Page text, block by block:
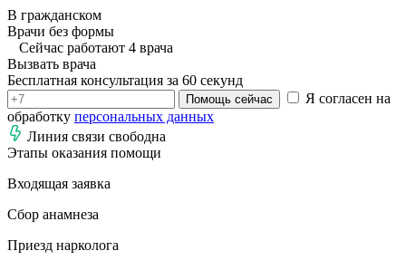
В гражданском
Врачи без формы
Сейчас работают 4 врача
Вызвать врача
Бесплатная консультация за 60 секунд
Помощь сейчас
Я согласен на
обработку персональных данных
Линия связи свободна
Этапы оказания помощи
Входящая заявка
Сбор анамнеза
Приезд нарколога